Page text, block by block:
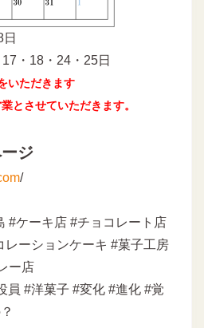
17・18・24・25日
いただきます
とさせていただきます。
ジ
/
#ケーキ店 #チョコレート店
レーションケーキ #菓子工房
ー店
員 #洋菓子 #変化 #進化 #覚